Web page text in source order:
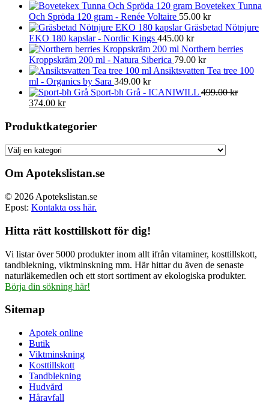
Bovetekex Tunna
Och Spröda 120 gram - Renée Voltaire 55.00 kr
Gräsbetad Nötnjure
EKO 180 kapslar - Nordic Kings 445.00 kr
Northern berries
Kroppskräm 200 ml - Natura Siberica 79.00 kr
Ansiktsvatten Tea tree 100
ml - Organics by Sara 349.00 kr
Sport-bh Grå - ICANIWILL 499.00kr
Det
priset
499.00 kr.
374.00 krDet
priset
är:
374.00 kr.
Produktkategorier
Om Apotekslistan.se
© 2026 Apotekslistan.se
Epost: Kontakta oss här.
Hitta rätt kosttillskott för dig!
Vi listar över 5000 produkter inom allt ifrån vitaminer, kosttillskott,
tandblekning, viktminskning mm. Här hittar du även de senaste
naturläkemedlen och ett stort sortiment av ekologiska produkter.
Börja din sökning här!
Sitemap
Apotek online
Butik
Viktminskning
Kosttillskott
Tandblekning
Hudvård
Håravfall